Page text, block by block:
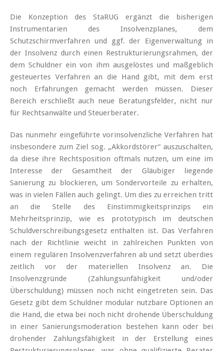
Die Konzeption des StaRUG ergänzt die bisherigen
Instrumentarien des Insolvenzplanes, dem
Schutzschirmverfahren und ggf. der Eigenverwaltung in
der Insolvenz durch einen Restrukturierungsrahmen, der
dem Schuldner ein von ihm ausgelöstes und maßgeblich
gesteuertes Verfahren an die Hand gibt, mit dem erst
noch Erfahrungen gemacht werden müssen. Dieser
Bereich erschließt auch neue Beratungsfelder, nicht nur
für Rechtsanwälte und Steuerberater.
Das nunmehr eingeführte vorinsolvenzliche Verfahren hat
insbesondere zum Ziel sog. „Akkordstörer“ auszuschalten,
da diese ihre Rechtsposition oftmals nutzen, um eine im
Interesse der Gesamtheit der Gläubiger liegende
Sanierung zu blockieren, um Sondervorteile zu erhalten,
was in vielen Fällen auch gelingt. Um dies zu erreichen tritt
an die Stelle des Einstimmigkeitsprinzips ein
Mehrheitsprinzip, wie es prototypisch im deutschen
Schuldverschreibungsgesetz enthalten ist. Das Verfahren
nach der Richtlinie weicht in zahlreichen Punkten von
einem regulären Insolvenzverfahren ab und setzt überdies
zeitlich vor der materiellen Insolvenz an. Die
Insolvenzgründe (Zahlungsunfähigkeit und/oder
Überschuldung) müssen noch nicht eingetreten sein. Das
Gesetz gibt dem Schuldner modular nutzbare Optionen an
die Hand, die etwa bei noch nicht drohende Überschuldung
in einer Sanierungsmoderation bestehen kann oder bei
drohender Zahlungsfähigkeit in der Erstellung eines